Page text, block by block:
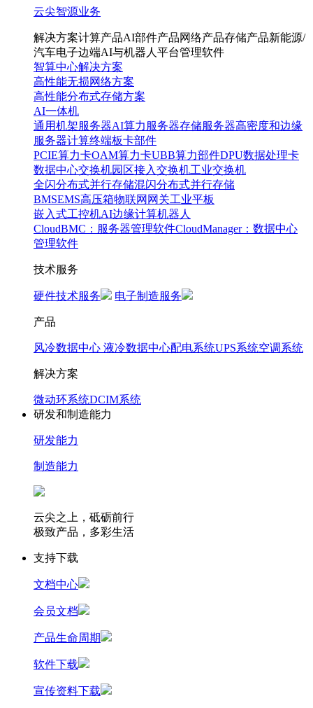
云尖智源业务
解决方案计算产品AI部件产品网络产品存储产品新能源/
汽车电子边端AI与机器人 平台管理软件
智算中心解决方案
高性能无损网络方案
高性能分布式存储方案
AI一体机
通用机架服务器AI算力服务器存储服务器高密度和边缘
服务器计算终端板卡部件
PCIE算力卡OAM算力卡UBB算力部件DPU数据处理卡
数据中心交换机园区接入交换机工业交换机
全闪分布式并行存储混闪分布式并行存储
BMSEMS高压箱物联网网关工业平板
嵌入式工控机AI边缘计算机器人
CloudBMC：服务器管理软件CloudManager：数据中心
管理软件
技术服务
硬件技术服务 电子制造服务
产品
风冷数据中心 液冷数据中心配电系统UPS系统空调系统
解决方案
微动环系统DCIM系统
研发和制造能力
研发能力
制造能力
云尖之上，砥砺前行
极致产品，多彩生活
支持下载
文档中心
会员文档
产品生命周期
软件下载
宣传资料下载